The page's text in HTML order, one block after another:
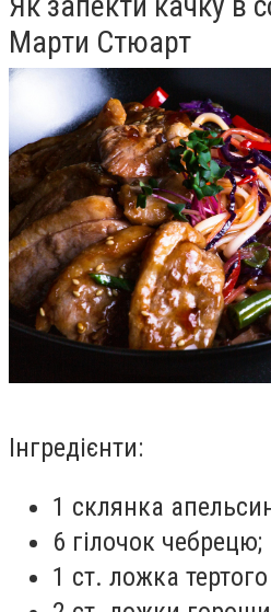
Марти Стюарт
Інгредієнти:
1 склянка
6 гілочок чебрецю;
1 ст. ложка